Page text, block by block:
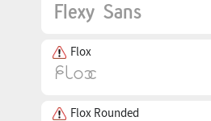
Flox
Flox Rounded